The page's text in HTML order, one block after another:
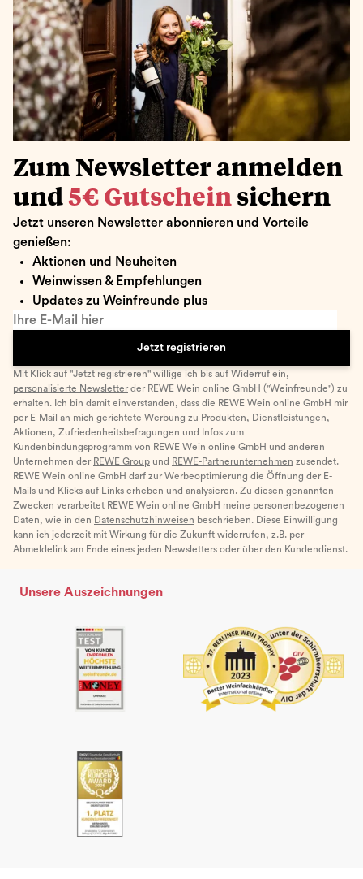
Zum Newsletter anmelden
und 5€ Gutschein sichern
Jetzt unseren Newsletter abonnieren und Vorteile
genießen:
Aktionen und Neuheiten
Weinwissen & Empfehlungen
Updates zu Weinfreunde plus
Ihre E-Mail hier
Jetzt registrieren
Mit Klick auf "Jetzt registrieren" willige ich bis auf Widerruf ein,
personalisierte Newsletter der REWE Wein online GmbH ("Weinfreunde") zu
erhalten. Ich bin damit einverstanden, dass die REWE Wein online GmbH mir
per E-Mail an mich gerichtete Werbung zu Produkten, Dienstleistungen,
Aktionen, Zufriedenheitsbefragungen und Infos zum
Kundenbindungsprogramm von REWE Wein online GmbH und anderen
Unternehmen der REWE Group und REWE-Partnerunternehmen zusendet.
REWE Wein online GmbH darf zur Werbeoptimierung die Öffnung der E-
Mails und Klicks auf Links erheben und analysieren. Zu diesen genannten
Zwecken verarbeitet REWE Wein online GmbH meine personenbezogenen
Daten, wie in den Datenschutzhinweisen beschrieben. Diese Einwilligung
kann ich jederzeit mit Wirkung für die Zukunft widerrufen, z.B. per
Abmeldelink am Ende eines jeden Newsletters oder über den Kundendienst.
Unsere Auszeichnungen